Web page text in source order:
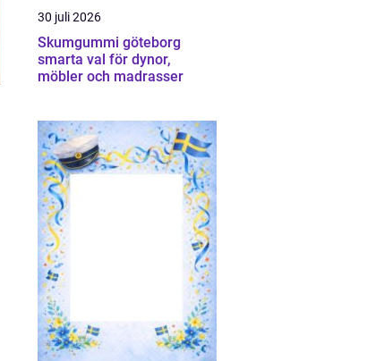
30 juli 2026
Skumgummi göteborg
smarta val för dynor,
möbler och madrasser